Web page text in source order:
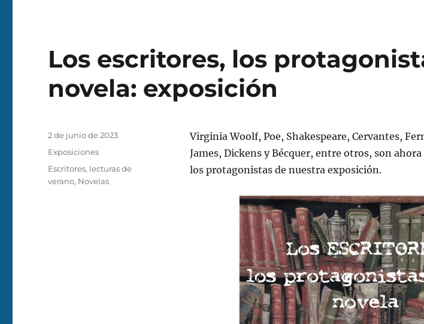
Los escritores, los
novela: exposición
Virginia Woolf, Poe, Shakespeare, Cervantes,
James, Dickens y Bécquer, entre otros, son
los protagonistas de nuestra exposición.
Publicado
2 de junio de 2023
Categorías
Exposiciones
Etiquetas
Escritores, lecturas de
verano, Novelas